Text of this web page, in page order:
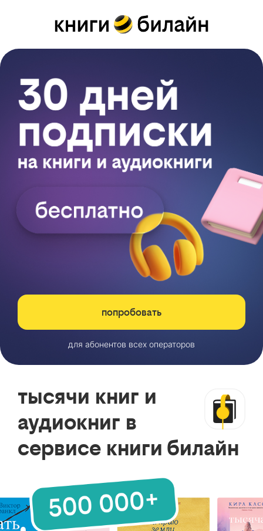
попробовать
для абонентов всех операторов
тысячи книг и
аудиокниг в
сервисе книги билайн